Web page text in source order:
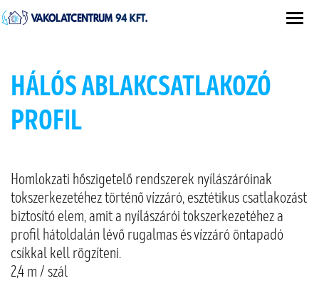
HÁLÓS ABLAKCSATLAKOZÓ
PROFIL
Homlokzati hőszigetelő rendszerek nyílászáróinak
tokszerkezetéhez történő vízzáró, esztétikus csatlakozást
biztosító elem, amit a nyílászárói tokszerkezetéhez a
profil hátoldalán lévő rugalmas és vízzáró öntapadó
csíkkal kell rögzíteni.
2,4 m / szál